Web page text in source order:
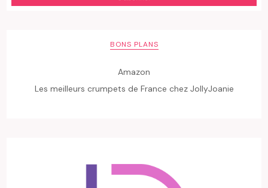
BONS PLANS
Amazon
Les meilleurs crumpets de France chez JollyJoanie